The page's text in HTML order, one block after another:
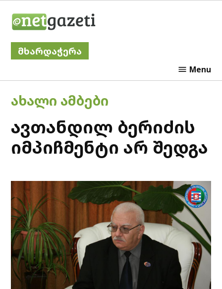
მხარდაჭერა
Menu
POSTED
ᲐᲮᲐᲚᲘ ᲐᲛᲑᲔᲑᲘ
ავთანდილ ბერიძის
იმპიჩმენტი არ შედგა